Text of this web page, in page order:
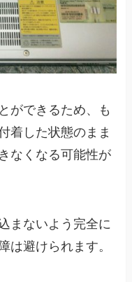
ができるため、も
着した状態のまま
なくなる可能性が
まないよう完全に
は避けられます。